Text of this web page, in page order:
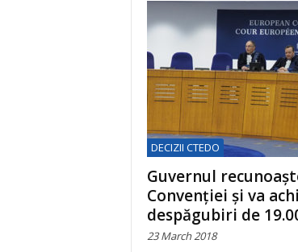
DECIZII CTEDO
Guvernul
Convenției și va
despăgubiri de
23 March 2018